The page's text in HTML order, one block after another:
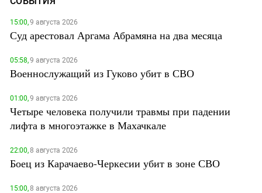
15:00,9 августа 2026
Суд арестовал Аргама Абрамяна на два месяца
05:58,9 августа 2026
Военнослужащий из Гуково убит в СВО
01:00,9 августа 2026
Четыре человека получили травмы при падении
лифта в многоэтажке в Махачкале
22:00,8 августа 2026
Боец из Карачаево-Черкесии убит в зоне СВО
15:00,8 августа 2026